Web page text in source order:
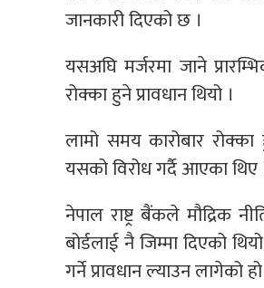
जानकारी दिएको छ ।
यसअघि मर्जरमा जाने
रोक्का हुने प्रावधान थियो ।
लामो समय कारोबार
यसको विरोध गर्दै आएका थिए
नेपाल राष्ट्र बैंकले मौद्रिक
बोर्डलाई नै जिम्मा दिएको
गर्ने प्रावधान ल्याउन लागेको